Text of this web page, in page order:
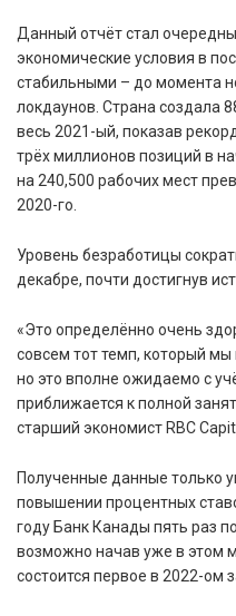
Данный отчёт стал
экономические условия в
стабильными – до момента
локдаунов. Страна создала
весь 2021-ый, показав
трёх миллионов позиций в
на 240,500 рабочих мест
2020-го.
Уровень безработицы
декабре, почти достигнув
«Это определённо очень
совсем тот темп, который
но это вполне ожидаемо с
приближается к полной
старший экономист RBC
Полученные данные только
повышении процентных
году Банк Канады пять раз
возможно начав уже в этом
состоится первое в 2022-ом